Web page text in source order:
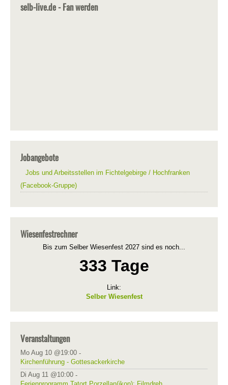
selb-live.de - Fan werden
Jobangebote
Jobs und Arbeitsstellen im Fichtelgebirge / Hochfranken
(Facebook-Gruppe)
Wiesenfestrechner
Bis zum Selber Wiesenfest 2027 sind es noch...
333 Tage
Link:
Selber Wiesenfest
Veranstaltungen
Mo Aug 10 @19:00 -
Kirchenführung - Gottesackerkirche
Di Aug 11 @10:00 -